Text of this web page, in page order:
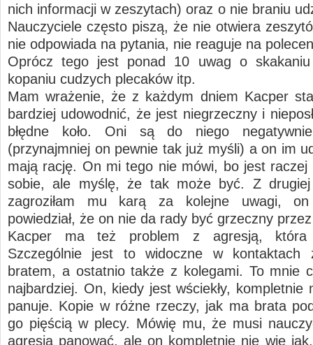
nich informacji w zeszytach) oraz o nie braniu
Nauczyciele często piszą, że nie otwiera
nie odpowiada na pytania, nie reaguje na
Oprócz tego jest ponad 10 uwag o skakaniu
kopaniu cudzych plecaków itp.
Mam wrażenie, że z każdym dniem Kacper
bardziej udowodnić, że jest niegrzeczny i
błędne koło. Oni są do niego
(przynajmniej on pewnie tak już myśli) a on im
mają rację. On mi tego nie mówi, bo jest raczej
sobie, ale myślę, że tak może być. Z
zagroziłam mu karą za kolejne uwagi,
powiedział, że on nie da rady być grzeczny
Kacper ma też problem z agresją,
Szczególnie jest to widoczne w kontaktach
bratem, a ostatnio także z kolegami. To mnie
najbardziej. On, kiedy jest wściekły, kompletnie
panuje. Kopie w różne rzeczy, jak ma brata
go pięścią w plecy. Mówię mu, że musi
agresją panować, ale on kompletnie nie wie